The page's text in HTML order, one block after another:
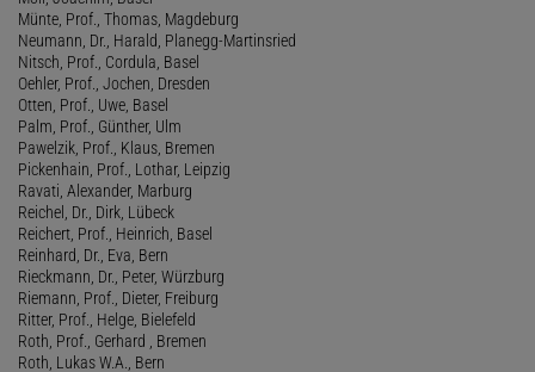
Münte, Prof., Thomas, Magdeburg
Neumann, Dr., Harald, Planegg-Martinsried
Nitsch, Prof., Cordula, Basel
Oehler, Prof., Jochen, Dresden
Otten, Prof., Uwe, Basel
Palm, Prof., Günther, Ulm
Pawelzik, Prof., Klaus, Bremen
Pickenhain, Prof., Lothar, Leipzig
Ravati, Alexander, Marburg
Reichel, Dr., Dirk, Lübeck
Reichert, Prof., Heinrich, Basel
Reinhard, Dr., Eva, Bern
Rieckmann, Dr., Peter, Würzburg
Riemann, Prof., Dieter, Freiburg
Ritter, Prof., Helge, Bielefeld
Roth, Prof., Gerhard , Bremen
Roth, Lukas W.A., Bern